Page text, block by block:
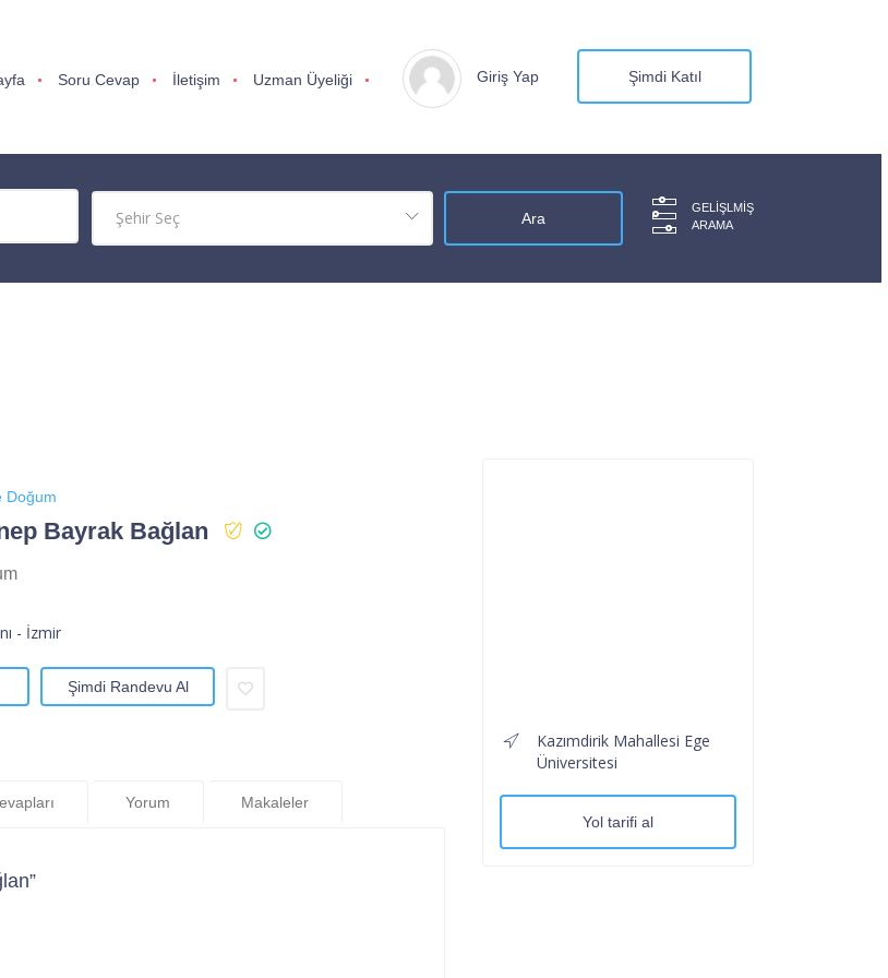
Soru Cevap İletişim Uzman Üyeliği Giriş Yap Şimdi Katıl
GELIŞLMIŞ
ARAMA
Doğum
Bayrak Bağlan
- İzmir
Şimdi Randevu Al
Yorum Makaleler
Kazımdirik Mahallesi Ege
Üniversitesi
Yol tarifi al